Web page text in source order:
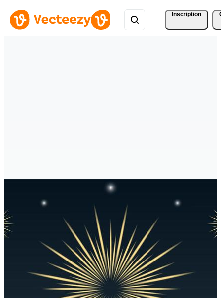
Inscription